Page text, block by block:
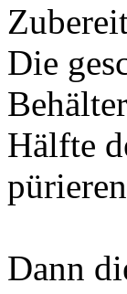
Die
Hälfte
Dann